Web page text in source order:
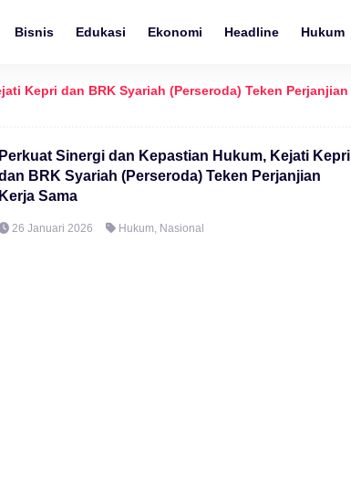
Bisnis Edukasi Ekonomi Headline Hukum
Kepri dan BRK Syariah (Perseroda) Teken Perjanjian
Sinergi dan Kepastian Hukum, Kejati Kepri
BRK Syariah (Perseroda) Teken Perjanjian
Sama
26 Januari 2026 Hukum, Nasional